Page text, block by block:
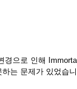
경으로 인해
는 문제가 있었습